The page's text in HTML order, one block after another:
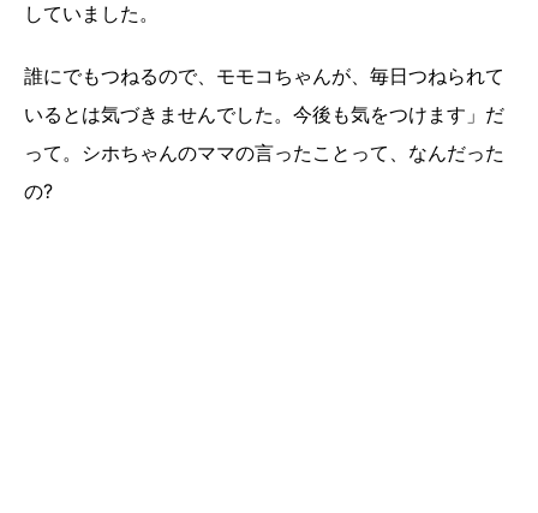
していました。
誰にでもつねるので、モモコちゃんが、毎日つねられて
いるとは気づきませんでした。今後も気をつけます」だ
って。シホちゃんのママの言ったことって、なんだった
の?